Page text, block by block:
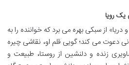
یک رویا
از سبکی بهره می برد که خواننده را به
می کند؛ گویی قلم او، نقاشی چیره
زنده و دلنشین از روستا، طبیعت و